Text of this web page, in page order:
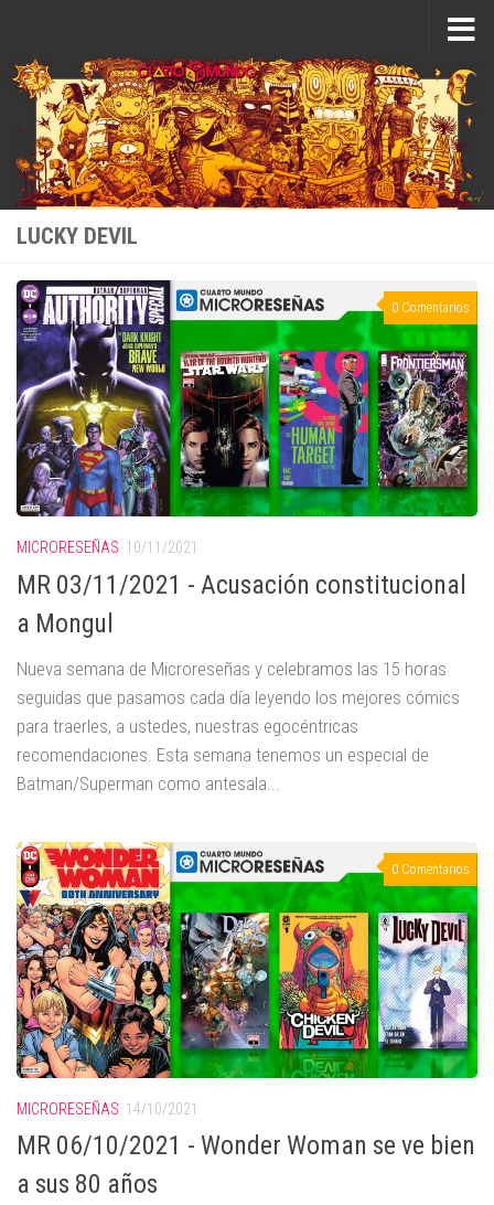
LUCKY DEVIL
0 Comentarios
MICRORESEÑAS 10/11/2021
MR 03/11/2021 - Acusación constitucional
a Mongul
Nueva semana de Microreseñas y celebramos las 15 horas
seguidas que pasamos cada día leyendo los mejores cómics
para traerles, a ustedes, nuestras egocéntricas
recomendaciones. Esta semana tenemos un especial de
Batman/Superman como antesala...
0 Comentarios
MICRORESEÑAS 14/10/2021
MR 06/10/2021 - Wonder Woman se ve bien
a sus 80 años